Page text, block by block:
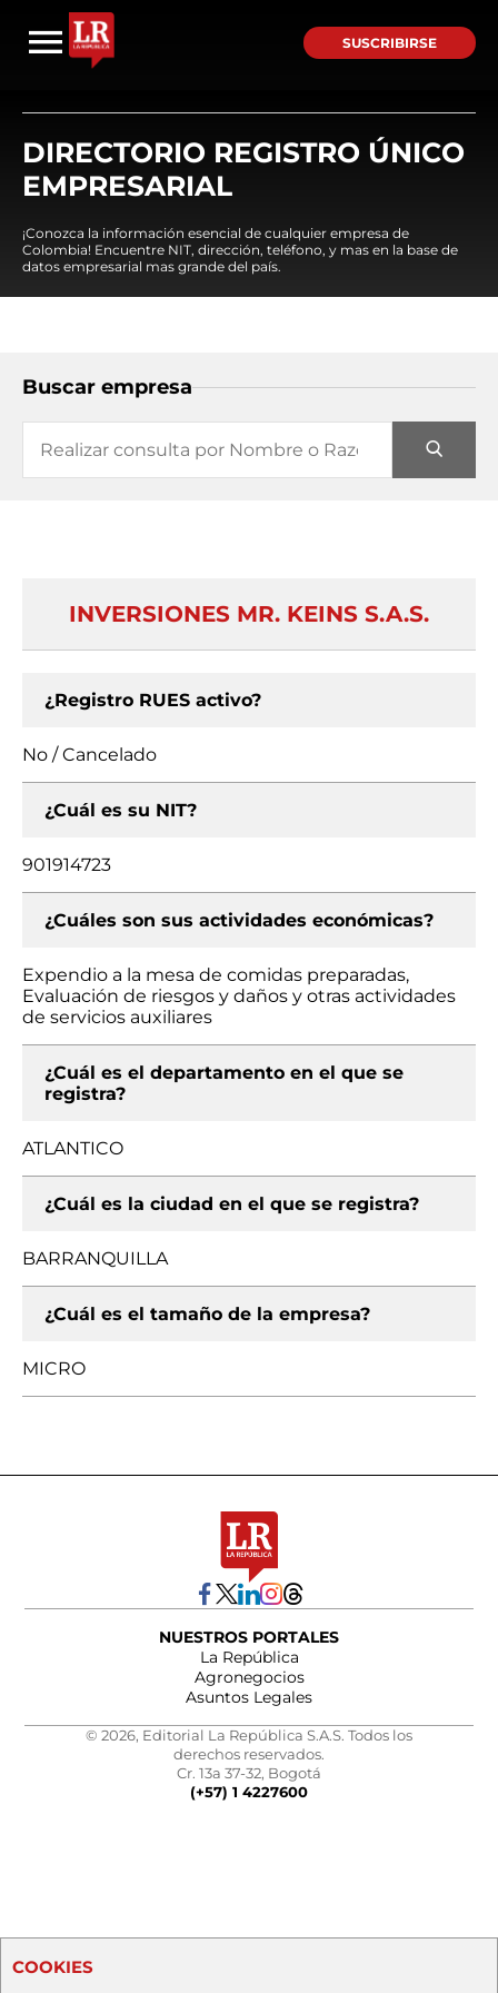
SUSCRIBIRSE
DIRECTORIO REGISTRO ÚNICO
EMPRESARIAL
¡Conozca la información esencial de cualquier empresa de
Colombia! Encuentre NIT, dirección, teléfono, y mas en la base de
datos empresarial mas grande del país.
Buscar empresa
INVERSIONES MR. KEINS S.A.S.
¿Registro RUES activo?
No / Cancelado
¿Cuál es su NIT?
901914723
¿Cuáles son sus actividades económicas?
Expendio a la mesa de comidas preparadas,
Evaluación de riesgos y daños y otras actividades
de servicios auxiliares
¿Cuál es el departamento en el que se
registra?
ATLANTICO
¿Cuál es la ciudad en el que se registra?
BARRANQUILLA
¿Cuál es el tamaño de la empresa?
MICRO
NUESTROS PORTALES
La República
Agronegocios
Asuntos Legales
© 2026, Editorial La República S.A.S. Todos los
derechos reservados.
Cr. 13a 37-32, Bogotá
(+57) 1 4227600
COOKIES